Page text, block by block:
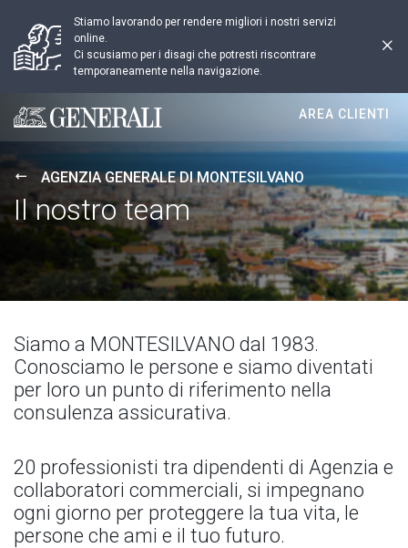
Stiamo lavorando per rendere migliori i nostri servizi
online.
Ci scusiamo per i disagi che potresti riscontrare
temporaneamente nella navigazione.
Generali logo
AREA CLIENTI
AGENZIA GENERALE DI MONTESILVANO
Il nostro team
Siamo a MONTESILVANO dal 1983.
Conosciamo le persone e siamo diventati
per loro un punto di riferimento nella
consulenza assicurativa.
20 professionisti tra dipendenti di Agenzia e
collaboratori commerciali, si impegnano
ogni giorno per proteggere la tua vita, le
persone che ami e il tuo futuro.